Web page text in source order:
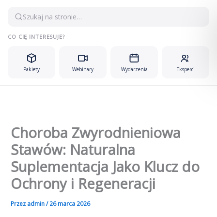
Szukaj na stronie…
CO CIĘ INTERESUJE?
Pakiety Webinary Wydarzenia Eksperci
Choroba Zwyrodnieniowa
Stawów: Naturalna
Suplementacja Jako Klucz do
Ochrony i Regeneracji
Przez admin/26 marca 2026